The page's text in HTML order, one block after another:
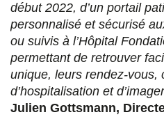
début 2022, d’un portail
personnalisé et sécurisé
ou suivis à l’Hôpital
permettant de retrouver
unique, leurs rendez-vous,
d’hospitalisation et
Julien Gottsmann,